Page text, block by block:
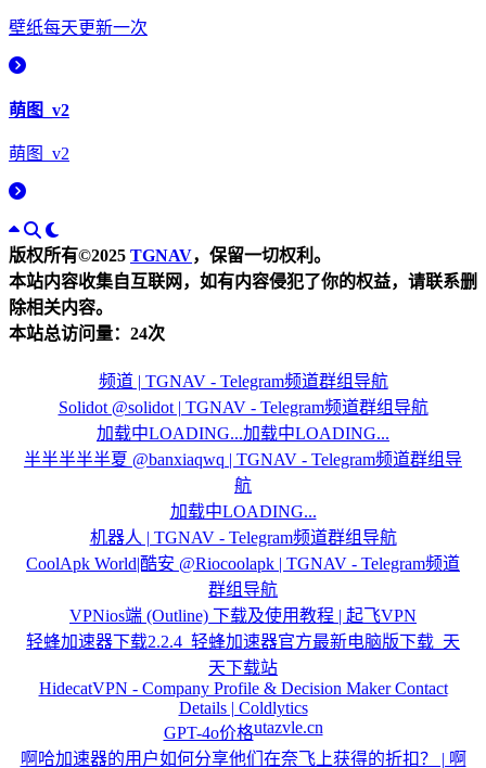
壁纸每天更新一次
萌图_v2
萌图_v2
版权所有©2025 TGNAV，保留一切权利。
本站内容收集自互联网，如有内容侵犯了你的权益，请联系删
除相关内容。
本站总访问量： 24次
频道 | TGNAV - Telegram频道群组导航
Solidot @solidot | TGNAV - Telegram频道群组导航
加载中LOADING...加载中LOADING...
半半半半半夏 @banxiaqwq | TGNAV - Telegram频道群组导
航
加载中LOADING...
机器人 | TGNAV - Telegram频道群组导航
CoolApk World|酷安 @Riocoolapk | TGNAV - Telegram频道
群组导航
VPNios端 (Outline) 下载及使用教程 | 起飞VPN
轻蜂加速器下载2.2.4_轻蜂加速器官方最新电脑版下载_天
天下载站
HidecatVPN - Company Profile & Decision Maker Contact
Details | Coldlytics
GPT-4o价格utazvle.cn
啊哈加速器的用户如何分享他们在奈飞上获得的折扣？ | 啊